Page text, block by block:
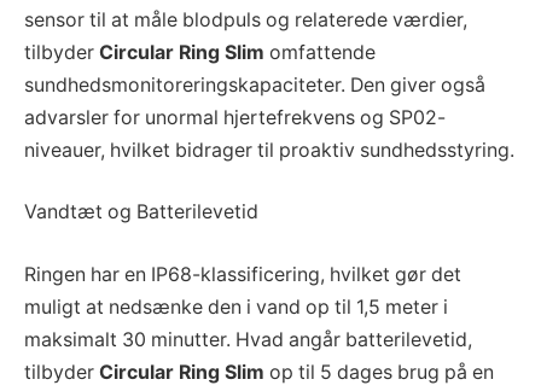
sensor til at måle blodpuls og relaterede værdier,
tilbyder Circular Ring Slim omfattende
sundhedsmonitoreringskapaciteter. Den giver også
advarsler for unormal hjertefrekvens og SP02-
niveauer, hvilket bidrager til proaktiv sundhedsstyring.
Vandtæt og Batterilevetid
Ringen har en IP68-klassificering, hvilket gør det
muligt at nedsænke den i vand op til 1,5 meter i
maksimalt 30 minutter. Hvad angår batterilevetid,
tilbyder Circular Ring Slim op til 5 dages brug på en